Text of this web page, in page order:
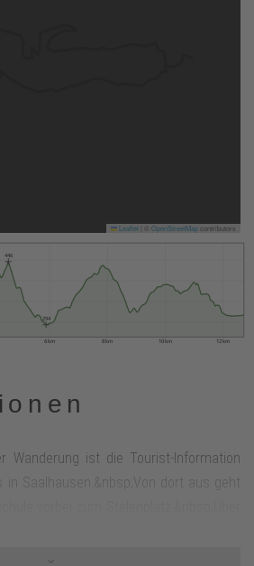
Leaflet OpenStreetMapcontributors
6 km 8 km 10 km 12 km
294
446
Wanderung ist die Tourist-Information
in Saalhausen.&nbsp;Von dort aus geht